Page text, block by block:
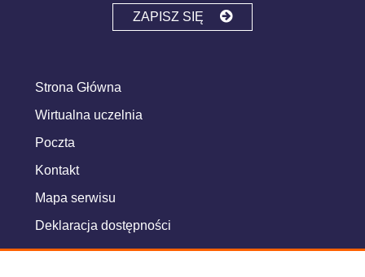
ZAPISZ SIĘ
Strona Główna
Wirtualna uczelnia
Poczta
Kontakt
Mapa serwisu
Deklaracja dostępności